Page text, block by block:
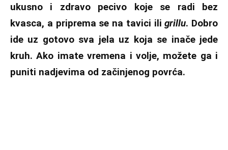
ukusno i zdravo pecivo koje se radi bez
kvasca, a priprema se na tavici iligrillu. Dobro
ide uz gotovo sva jela uz koja se inače jede
kruh. Ako imate vremena i volje, možete ga i
puniti nadjevima od začinjenog povrća.